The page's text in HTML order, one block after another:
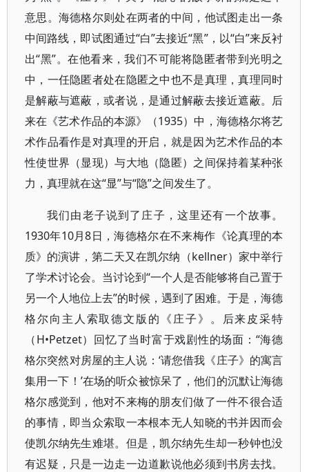
意思。海德格尔则处在两者的中间，他试图走出一条
中间路线，即试图通过“白”去接近“黑”，以“白”来反衬
出“黑”。在他看来，我们不可能将隐匿者带到光明之
中，一任隐匿者处在隐匿之中也不是真理，真理同时
是解蔽与遮蔽，或者说，是通过解蔽去接近遮蔽。后
来在《艺术作品的本源》（1935）中，海德格尔将艺
术作品看作是对真理的开启，就是因为艺术作品的本
性使世界（显现）与大地（隐匿）之间保持着某种张
力，真理就在这“显”与“隐”之间发生了。
我们由老子说到了庄子，这里还有一个故事。
1930年10月8日，海德格尔在不来梅作《论真理的本
质》的演讲，第二天又在凯尔纳（kellner）家中举行
了学术讨论会。当讨论到“一个人是否能够将自己置于
另一个人地位上去”的时候，遇到了困难。于是，海德
格尔向主人索取德文版的《庄子》。后来皮采特
（H•Petzet）回忆了当时富于戏剧性的场面：“海德
格尔突然对房屋的主人说：‘请您借我《庄子》的寓言
集用一下！’在场的听众被惊呆了，他们的沉默让海德
格尔感觉到，他对不来梅的朋友们做了一件不很合适
的事情，即当众索取一本根本无人知晓的书并因而会
使凯尔纳先生难堪。但是，凯尔纳先生却一秒钟也没
有迟疑，只是一边走一边道歉说他必须到书房去找。